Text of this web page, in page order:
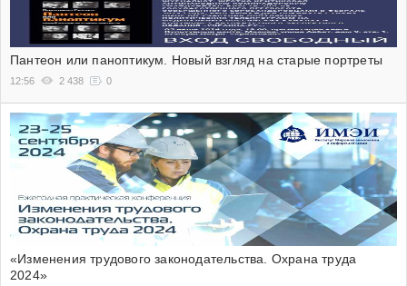
Пантеон или паноптикум. Новый взгляд на старые портреты
12:56 2 438 0
«Изменения трудового законодательства. Охрана труда
2024»